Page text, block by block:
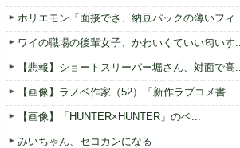
ホリエモン「面接でさ、納豆パックの薄いフィ...
ワイの職場の後輩女子、かわいくていい匂いす...
【悲報】ショートスリーパー堀さん、対面で高...
【画像】ラノベ作家（52）「新作ラブコメ書...
【画像】「HUNTER×HUNTER」のベ...
みいちゃん、セコカンになる